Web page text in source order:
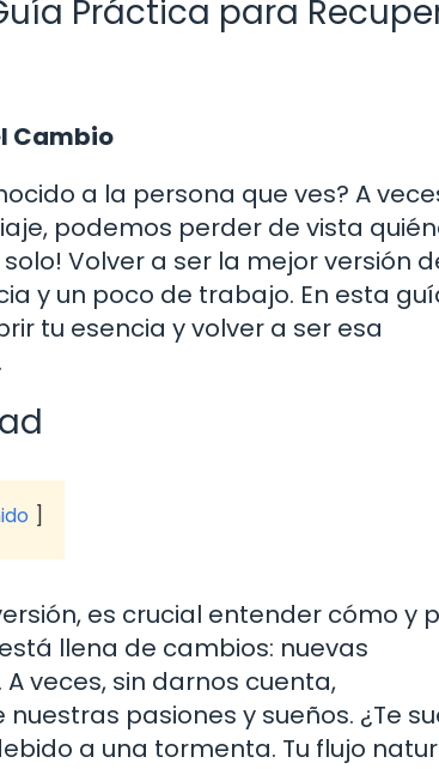
Práctica para
Cambio
a la persona que ves? A
podemos perder de vista
Volver a ser la mejor versión
y un poco de trabajo. En esta
tu esencia y volver a ser esa
es crucial entender cómo y
llena de cambios: nuevas
veces, sin darnos cuenta,
pasiones y sueños. ¿Te
a una tormenta. Tu flujo